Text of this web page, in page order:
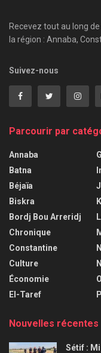
Recevez tout au long
la région : Annaba,
Suivez-nous
Parcourir par
Annaba
Batna
Béjaïa
Biskra
Bordj Bou Arreridj
Chronique
Constantine
Culture
Économie
El-Taref
Nouvelles récentes
Sétif :